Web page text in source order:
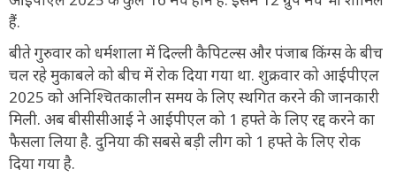
हैं.
बीते गुरुवार को धर्मशाला में दिल्ली कैपिटल्स और पंजाब किंग्स के बीच
चल रहे मुकाबले को बीच में रोक दिया गया था. शुक्रवार को आईपीएल
2025 को अनिश्चितकालीन समय के लिए स्थगित करने की जानकारी
मिली. अब बीसीसीआई ने आईपीएल को 1 हफ्ते के लिए रद्द करने का
फैसला लिया है. दुनिया की सबसे बड़ी लीग को 1 हफ्ते के लिए रोक
दिया गया है.